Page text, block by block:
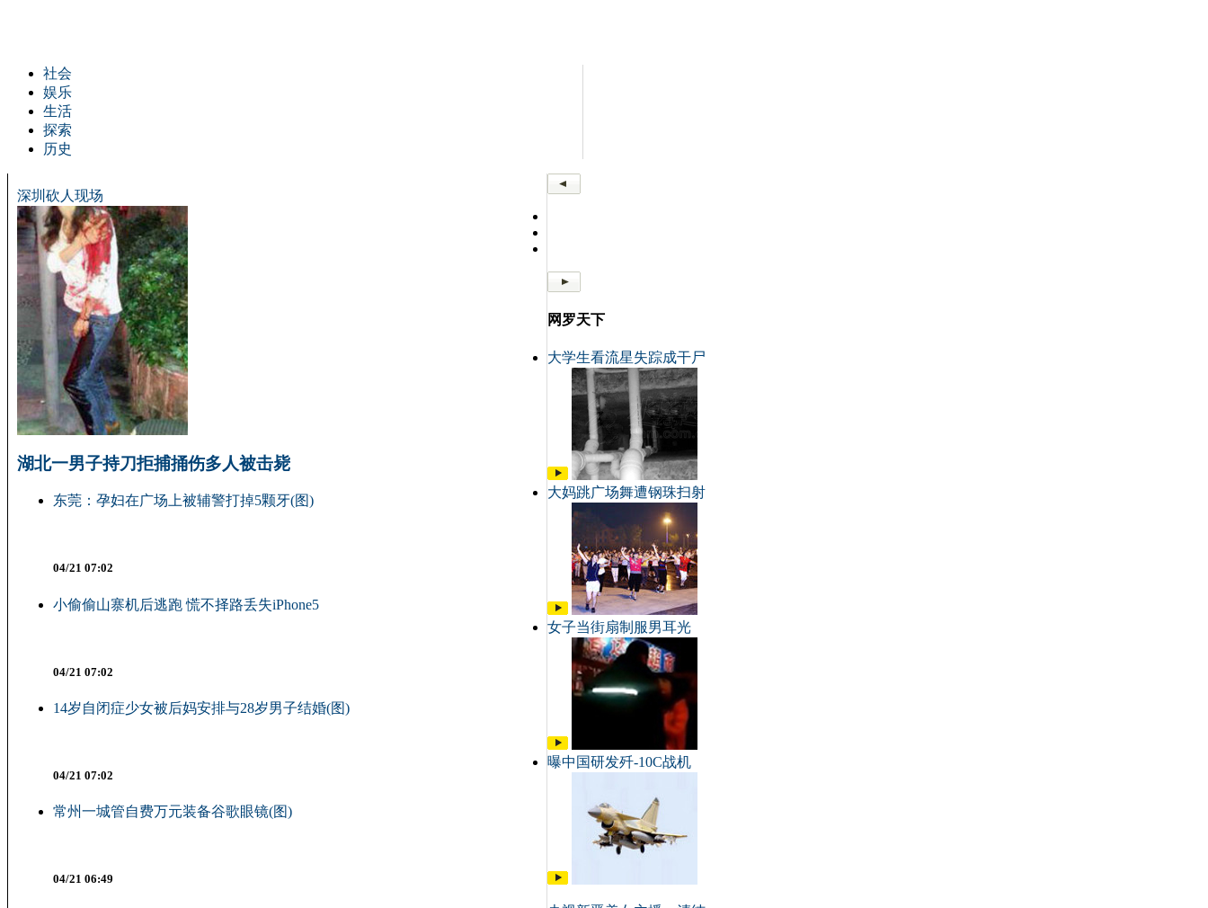
社会
娱乐
生活
探索
历史
深圳砍人现场
湖北一男子持刀拒捕捅伤多人被击毙
东莞：孕妇在广场上被辅警打掉5颗牙(图)
04/21 07:02
小偷偷山寨机后逃跑 慌不择路丢失iPhone5
04/21 07:02
14岁自闭症少女被后妈安排与28岁男子结婚(图)
04/21 07:02
常州一城管自费万元装备谷歌眼镜(图)
04/21 06:49
网罗天下
大学生看流星失踪成干尸
大妈跳广场舞遭钢珠扫射
女子当街扇制服男耳光
曝中国研发歼-10C战机